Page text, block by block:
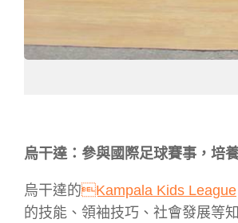
烏干達：參與國際足球賽事，培
烏干達的Kampala Kids League
的技能、領袖技巧、社會發展等